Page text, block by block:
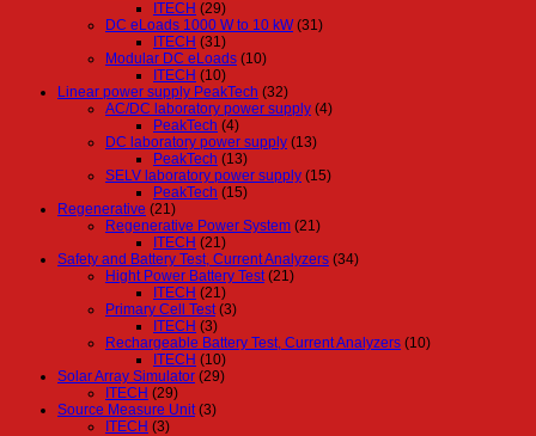
ITECH (29)
DC eLoads 1000 W to 10 kW (31)
ITECH (31)
Modular DC eLoads (10)
ITECH (10)
Linear power supply PeakTech (32)
AC/DC laboratory power supply (4)
PeakTech (4)
DC laboratory power supply (13)
PeakTech (13)
SELV laboratory power supply (15)
PeakTech (15)
Regenerative (21)
Regenerative Power System (21)
ITECH (21)
Safety and Battery Test, Current Analyzers (34)
Hight Power Battery Test (21)
ITECH (21)
Primary Cell Test (3)
ITECH (3)
Rechargeable Battery Test, Current Analyzers (10)
ITECH (10)
Solar Array Simulator (29)
ITECH (29)
Source Measure Unit (3)
ITECH (3)